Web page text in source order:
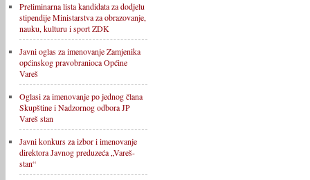
Preliminarna lista kandidata za dodjelu
stipendije Ministarstva za obrazovanje,
nauku, kulturu i sport ZDK
Javni oglas za imenovanje Zamjenika
općinskog pravobranioca Općine
Vareš
Oglasi za imenovanje po jednog člana
Skupštine i Nadzornog odbora JP
Vareš stan
Javni konkurs za izbor i imenovanje
direktora Javnog preduzeća „Vareš-
stan“